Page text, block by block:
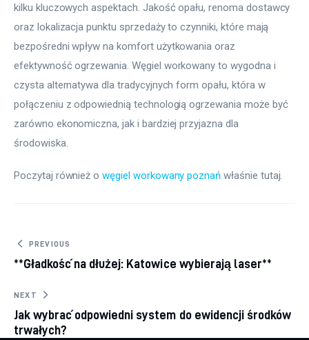
kilku kluczowych aspektach. Jakość opału, renoma dostawcy
oraz lokalizacja punktu sprzedaży to czynniki, które mają
bezpośredni wpływ na komfort użytkowania oraz
efektywność ogrzewania. Węgiel workowany to wygodna i
czysta alternatywa dla tradycyjnych form opału, która w
połączeniu z odpowiednią technologią ogrzewania może być
zarówno ekonomiczna, jak i bardziej przyjazna dla
środowiska.
Poczytaj również o węgiel workowany poznań właśnie tutaj.
Nawigacja wpisu
PREVIOUS
**Gładkość na dłużej: Katowice wybierają laser**
NEXT
Jak wybrać odpowiedni system do ewidencji środków
trwałych?